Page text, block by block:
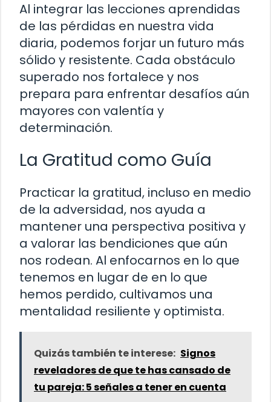
Al integrar las lecciones aprendidas
de las pérdidas en nuestra vida
diaria, podemos forjar un futuro más
sólido y resistente. Cada obstáculo
superado nos fortalece y nos
prepara para enfrentar desafíos aún
mayores con valentía y
determinación.
La Gratitud como Guía
Practicar la gratitud, incluso en medio
de la adversidad, nos ayuda a
mantener una perspectiva positiva y
a valorar las bendiciones que aún
nos rodean. Al enfocarnos en lo que
tenemos en lugar de en lo que
hemos perdido, cultivamos una
mentalidad resiliente y optimista.
Quizás también te interese: Signos
reveladores de que te has cansado de
tu pareja: 5 señales a tener en cuenta